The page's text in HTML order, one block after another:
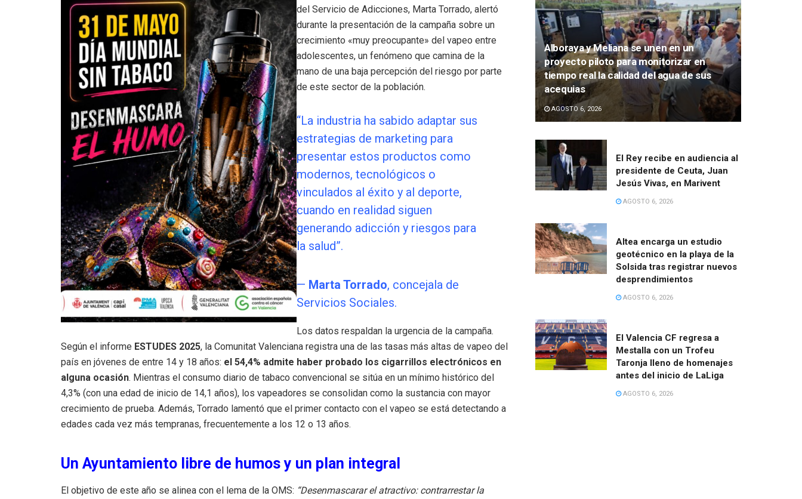
del Servicio de Adicciones, Marta Torrado, alertó
durante la presentación de la campaña sobre un
crecimiento «muy preocupante» del vapeo entre
adolescentes, un fenómeno que camina de la
mano de una baja percepción del riesgo por parte
de este sector de la población.
“La industria ha sabido adaptar sus
estrategias de marketing para
presentar estos productos como
modernos, tecnológicos o
vinculados al éxito y al deporte,
cuando en realidad siguen
generando adicción y riesgos para
la salud”.
— Marta Torrado, concejala de
Servicios Sociales.
Los datos respaldan la urgencia de la campaña.
Según el informe ESTUDES 2025, la Comunitat Valenciana registra una de las tasas más altas de vapeo del
país en jóvenes de entre 14 y 18 años: el 54,4% admite haber probado los cigarrillos electrónicos en
alguna ocasión. Mientras el consumo diario de tabaco convencional se sitúa en un mínimo histórico del
4,3% (con una edad de inicio de 14,1 años), los vapeadores se consolidan como la sustancia con mayor
crecimiento de prueba. Además, Torrado lamentó que el primer contacto con el vapeo se está detectando a
edades cada vez más tempranas, frecuentemente a los 12 o 13 años.
Un Ayuntamiento libre de humos y un plan integral
El objetivo de este año se alinea con el lema de la OMS: “Desenmascarar el atractivo: contrarrestar la
Alboraya y Meliana se unen en un
proyecto piloto para monitorizar en
tiempo real la calidad del agua de sus
acequias
AGOSTO 6, 2026
El Rey recibe en audiencia al
presidente de Ceuta, Juan
Jesús Vivas, en Marivent
AGOSTO 6, 2026
Altea encarga un estudio
geotécnico en la playa de la
Solsida tras registrar nuevos
desprendimientos
AGOSTO 6, 2026
El Valencia CF regresa a
Mestalla con un Trofeu
Taronja lleno de homenajes
antes del inicio de LaLiga
AGOSTO 6, 2026